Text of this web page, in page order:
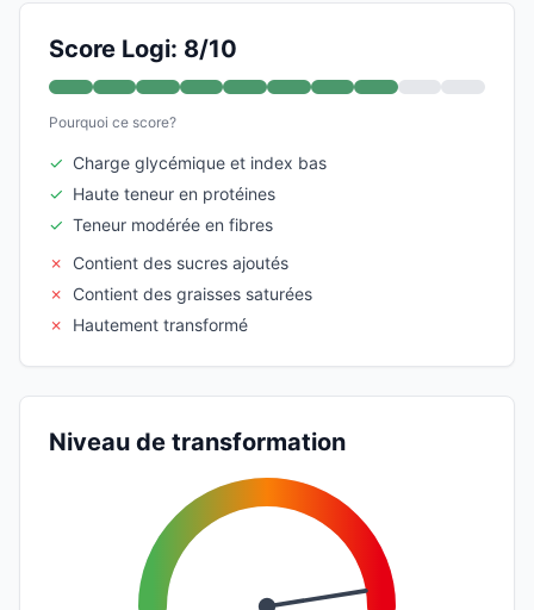
Score Logi: 8/10
Pourquoi ce score?
✓ Charge glycémique et index bas
✓ Haute teneur en protéines
✓ Teneur modérée en fibres
✗
Contient des sucres ajoutés
✗
Contient des graisses saturées
✗
Hautement transformé
Niveau de transformation